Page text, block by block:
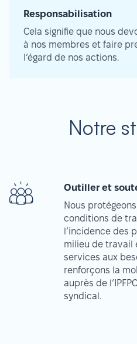
Responsabilisation
Cela signifie que nous
à nos membres et faire
l’égard de nos actions.
Notre
Outiller et
Nous
conditions de
l’incidence des
milieu de travail
services aux
renforçons la
auprès de
syndical.